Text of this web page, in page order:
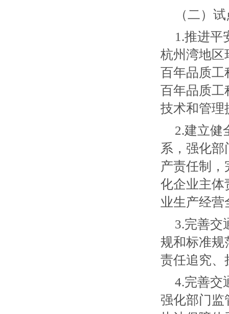
（二）
1.推进平
杭州湾地区
百年品质工
百年品质工
技术和管理
2.建立健
系，强化
产责任制
化企业主体
业生产经营
3.完善交
规和标准规
责任追究、
4.完善交
强化部门监